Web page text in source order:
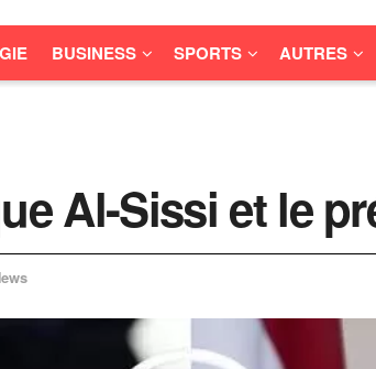
BUSINESS SPORTS AUTRES
Al-Sissi et le